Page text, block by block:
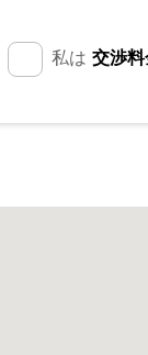
私は 交渉